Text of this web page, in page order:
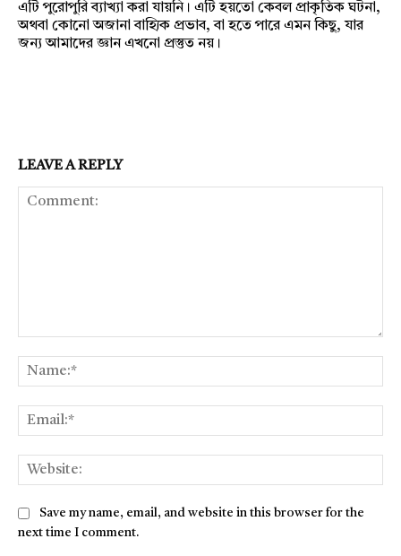
এটি পুরোপুরি ব্যাখ্যা করা যায়নি। এটি হয়তো কেবল প্রাকৃতিক ঘটনা,
অথবা কোনো অজানা বাহ্যিক প্রভাব, বা হতে পারে এমন কিছু, যার
জন্য আমাদের জ্ঞান এখনো প্রস্তুত নয়।
LEAVE A REPLY
Save my name, email, and website in this browser for the
next time I comment.